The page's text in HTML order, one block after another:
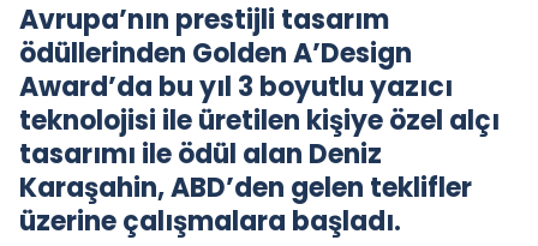
Avrupa’nın prestijli tasarım
ödüllerinden Golden A’Design
Award’da bu yıl 3 boyutlu yazıcı
teknolojisi ile üretilen kişiye özel alçı
tasarımı ile ödül alan Deniz
Karaşahin, ABD’den gelen teklifler
üzerine çalışmalara başladı.